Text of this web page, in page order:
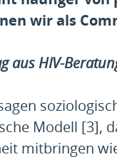
wir als
aus HIV-
Modell [3],
mitbringen